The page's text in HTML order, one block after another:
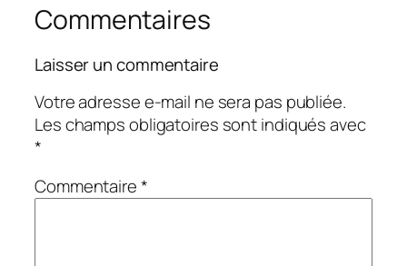
Commentaires
Laisser un commentaire
Votre adresse e-mail ne sera pas publiée.
Les champs obligatoires sont indiqués avec
*
Commentaire*